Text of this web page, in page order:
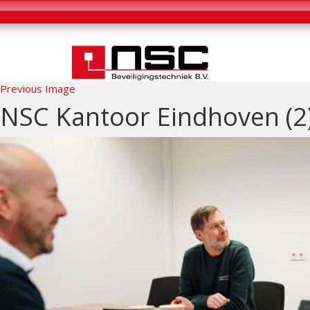
Previous Image
NSC Kantoor Eindhoven